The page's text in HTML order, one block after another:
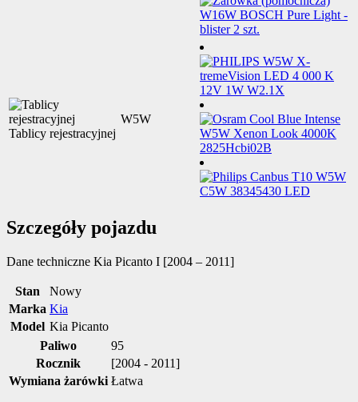
Tablicy rejestracyjnej
W5W
Szczegóły pojazdu
Dane techniczne Kia Picanto I [2004 – 2011]
Stan
Nowy
Marka Kia
Model Kia Picanto
Paliwo
95
Rocznik
[2004 - 2011]
Wymiana żarówki Łatwa